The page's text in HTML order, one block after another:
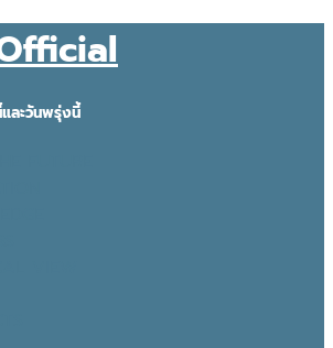
และวันพรุ่งนี้